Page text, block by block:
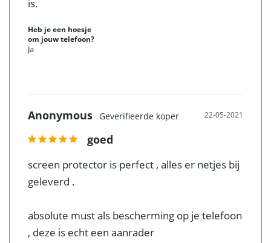
is.
Heb je een hoesje
om jouw telefoon?
Ja
22-05-2021
Anonymous
goed
screen protector is perfect , alles er netjes bij
geleverd .
absolute must als bescherming op je telefoon
, deze is echt een aanrader